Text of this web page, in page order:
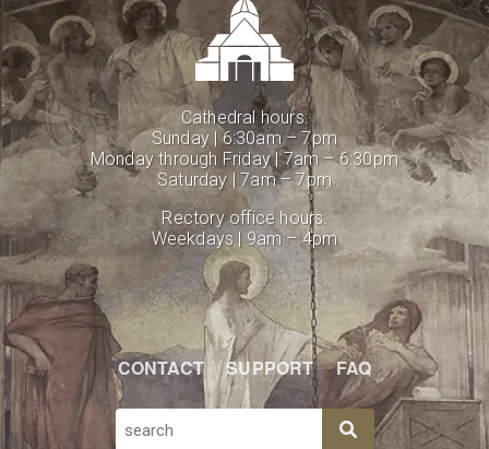
Cathedral hours:
Sunday | 6:30am – 7pm
Monday through Friday | 7am – 6:30pm
Saturday | 7am – 7pm
Rectory office hours:
Weekdays | 9am – 4pm
CONTACT SUPPORT FAQ